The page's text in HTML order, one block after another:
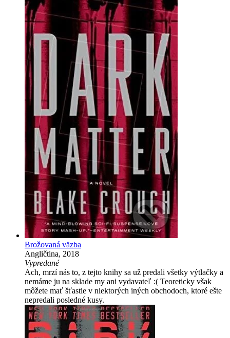
Brožovaná väzba
Angličtina, 2018
Vypredané
Ach, mrzí nás to, z tejto knihy sa už predali všetky výtlačky a
nemáme ju na sklade my ani vydavateľ :( Teoreticky však
môžete mať šťastie v niektorých iných obchodoch, ktoré ešte
nepredali posledné kusy.